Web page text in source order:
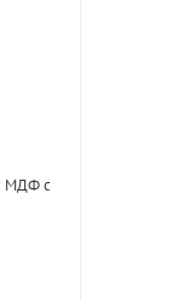
МДФ с